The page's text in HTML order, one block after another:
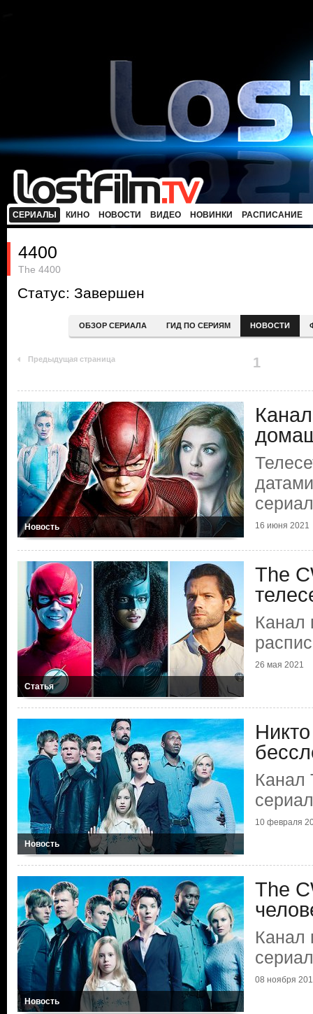
СЕРИАЛЫ КИНО НОВОСТИ ВИДЕО НОВИНКИ РАСПИСАНИЕ
4400
The 4400
Статус: Завершен
ОБЗОР СЕРИАЛА ГИД ПО СЕРИЯМ НОВОСТИ
Предыдущая страница 1
Новость 16 июня 2021
Статья
The
Канал
26 мая 2021
Новость
Канал
10 февраля
Новость
The
Канал
08 ноября